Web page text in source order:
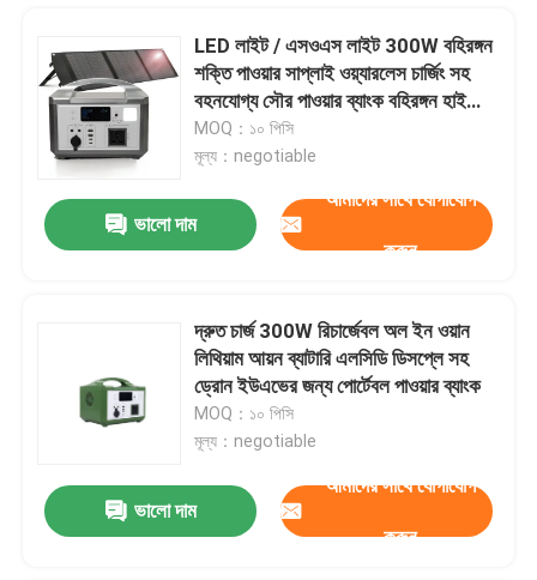
LED লাইট / এসওএস লাইট 300W বহিরঙ্গন
শক্তি পাওয়ার সাপ্লাই ওয়্যারলেস চার্জিং সহ
বহনযোগ্য সৌর পাওয়ার ব্যাংক বহিরঙ্গন হাইকিং
জন্য
MOQ：১০ পিসি
মূল্য：negotiable
ভালো দাম
আমাদের সাথে যোগাযোগ
করুন
দ্রুত চার্জ 300W রিচার্জেবল অল ইন ওয়ান
লিথিয়াম আয়ন ব্যাটারি এলসিডি ডিসপ্লে সহ
ড্রোন ইউএভের জন্য পোর্টেবল পাওয়ার ব্যাংক
MOQ：১০ পিসি
মূল্য：negotiable
ভালো দাম
আমাদের সাথে যোগাযোগ
করুন